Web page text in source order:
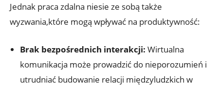
Jednak praca zdalna niesie ze sobą także
⁤wyzwania,które‌ mogą wpływać na produktywność:
Brak bezpośrednich ‍interakcji: Wirtualna
komunikacja ‌może prowadzić do nieporozumień i
utrudniać budowanie relacji międzyludzkich w